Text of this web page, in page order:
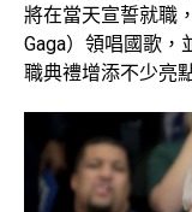
將在當天宣誓就職
Gaga）領唱國歌，
職典禮增添不少亮